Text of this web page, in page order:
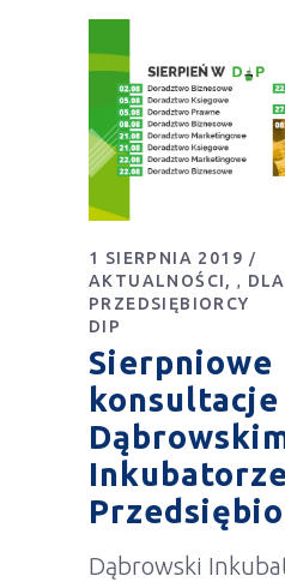
1 SIERPNIA 2019
AKTUALNOŚCI
,
DLA
PRZEDSIĘBIORCY
DIP
Sierpniowe
konsultacje
Dąbrowski